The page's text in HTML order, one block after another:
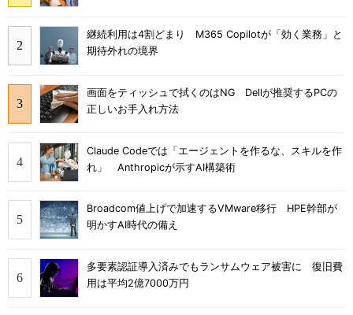
継続利用は4割どまり M365 Copilotが「効く業務」と
期待外れの境界
画面をティッシュで拭くのはNG Dellが推奨するPCの
正しいお手入れ方法
Claude Codeでは「エージェントを作るな、スキルを作
れ」 Anthropicが示すAI構築術
Broadcom値上げで加速するVMware移行 HPE幹部が
明かすAI時代の備え
多要素認証導入済みでもランサムウェア被害に 復旧費
用は平均2億7000万円